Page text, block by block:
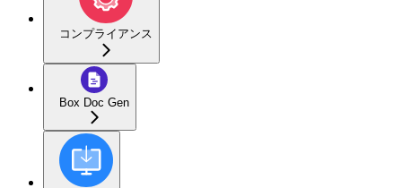
コンプライアンス
Box Doc Gen